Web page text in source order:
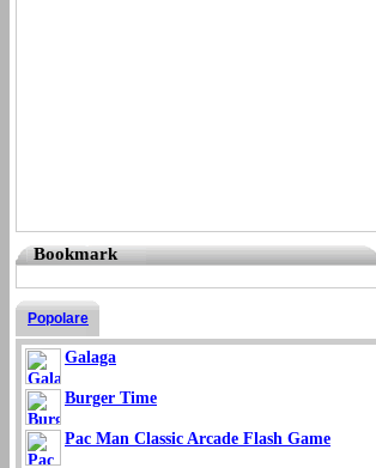
Bookmark
Popolare
Galaga
Burger Time
Pac Man Classic Arcade Flash Game